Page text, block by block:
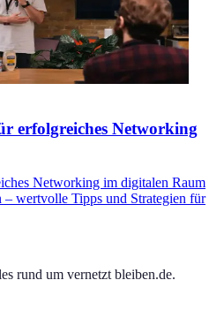
erfolgreiches Networking
Networking im digitalen Raum
– wertvolle Tipps und Strategien für
rund um vernetzt bleiben.de.